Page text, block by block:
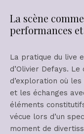
La scène
performances
La pratique du live
d’Olivier Defays.
d’exploration où
et les échanges
éléments
vécue lors d’un
moment de